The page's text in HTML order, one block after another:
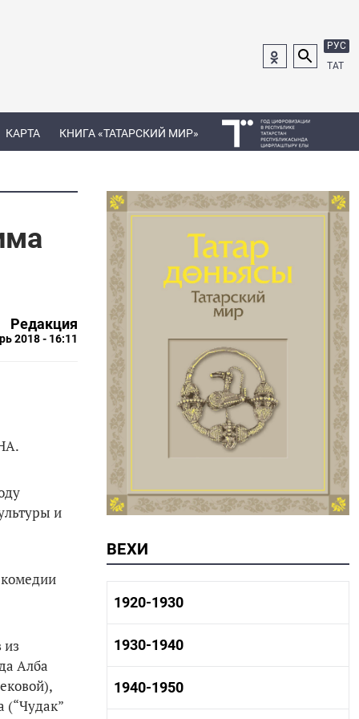
РУС
ТАТ
КАРТА КНИГА «ТАТАРСКИЙ МИР»
Редакция
2018 - 16:11
и
из
Алба
(“Чудак”
ВЕХИ
1920-1930
1920-1930 история
1920-1930 культура
1930-1940
1930-1940 история
1930-1940 культура
1940-1950